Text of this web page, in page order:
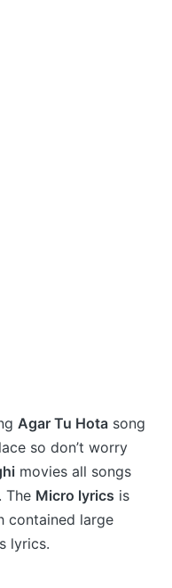
Agar Tu Hota song
so don’t worry
movies all songs
The Micro lyrics is
contained large
lyrics.